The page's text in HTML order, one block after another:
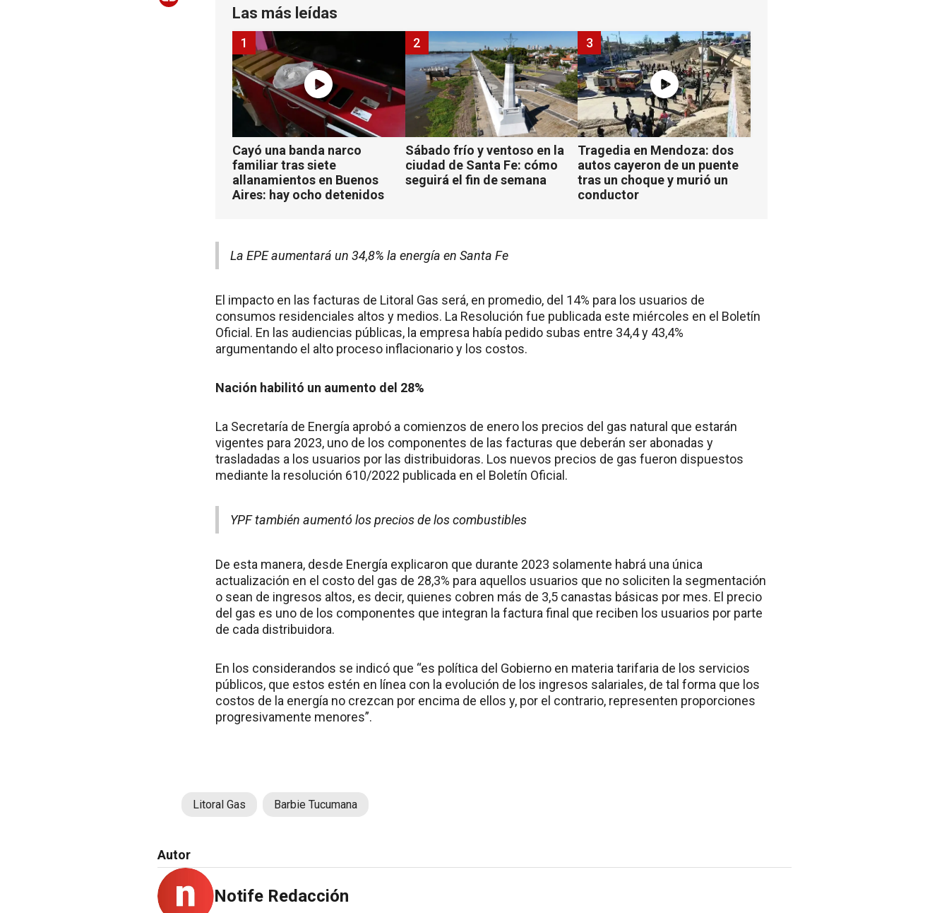
Las más leídas
Cayó una banda narco
familiar tras siete
allanamientos en Buenos
Aires: hay ocho detenidos
1
Sábado frío y ventoso en la
ciudad de Santa Fe: cómo
seguirá el fin de semana
2
Tragedia en Mendoza: dos
autos cayeron de un puente
tras un choque y murió un
conductor
3
La EPE aumentará un 34,8% la energía en Santa Fe
El impacto en las facturas de Litoral Gas será, en promedio, del 14% para los usuarios de
consumos residenciales altos y medios. La Resolución fue publicada este miércoles en el Boletín
Oficial. En las audiencias públicas, la empresa había pedido subas entre 34,4 y 43,4%
argumentando el alto proceso inflacionario y los costos.
Nación habilitó un aumento del 28%
La Secretaría de Energía aprobó a comienzos de enero los precios del gas natural que estarán
vigentes para 2023, uno de los componentes de las facturas que deberán ser abonadas y
trasladadas a los usuarios por las distribuidoras. Los nuevos precios de gas fueron dispuestos
mediante la resolución 610/2022 publicada en el Boletín Oficial.
YPF también aumentó los precios de los combustibles
De esta manera, desde Energía explicaron que durante 2023 solamente habrá una única
actualización en el costo del gas de 28,3% para aquellos usuarios que no soliciten la segmentación
o sean de ingresos altos, es decir, quienes cobren más de 3,5 canastas básicas por mes. El precio
del gas es uno de los componentes que integran la factura final que reciben los usuarios por parte
de cada distribuidora.
En los considerandos se indicó que “es política del Gobierno en materia tarifaria de los servicios
públicos, que estos estén en línea con la evolución de los ingresos salariales, de tal forma que los
costos de la energía no crezcan por encima de ellos y, por el contrario, representen proporciones
progresivamente menores”.
Litoral Gas Barbie Tucumana
Autor
Notife Redacción